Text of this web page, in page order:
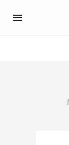
プロポーズ